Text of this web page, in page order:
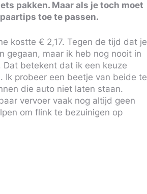
pakken. Maar als je toch moet
toe te passen.
kostte € 2,17. Tegen de tijd dat je
gegaan, maar ik heb nog nooit in
Dat betekent dat ik een keuze
Ik probeer een beetje van beide te
die auto niet laten staan.
vervoer vaak nog altijd geen
om flink te bezuinigen op